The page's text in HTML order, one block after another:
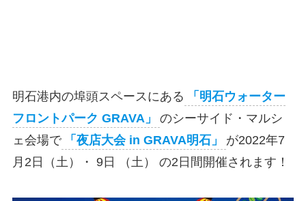
明石港内の埠頭スペースにある
「明石ウォーター
フロントパーク GRAVA」
のシーサイド・マルシ
ェ会場で
「夜店大会 in GRAVA明石」
が2022年7
月2日（土）・ 9日 （土） の2日間開催されます！